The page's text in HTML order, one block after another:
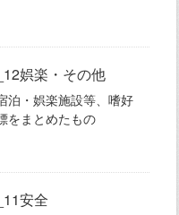
娯楽・その他
泊・娯楽施設等、嗜好
をまとめたもの
安全